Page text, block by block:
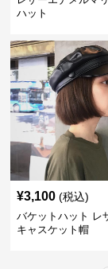
ハット
¥3,100 (税込)
バケットハット レ
キャスケット帽